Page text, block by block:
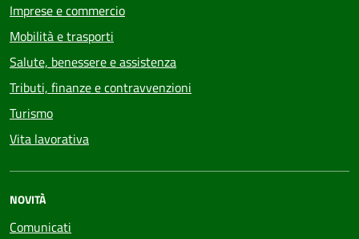
Imprese e commercio
Mobilità e trasporti
Salute, benessere e assistenza
Tributi, finanze e contravvenzioni
Turismo
Vita lavorativa
NOVITÀ
Comunicati